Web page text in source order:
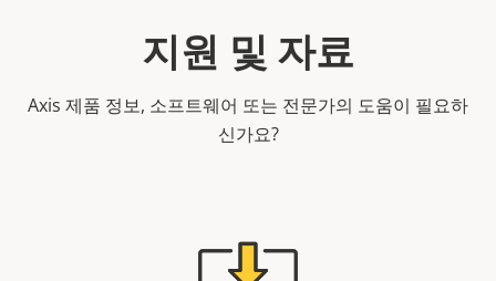
지원 및 자료
Axis 제품 정보, 소프트웨어 또는 전문가의 도움이 필요하
신가요?